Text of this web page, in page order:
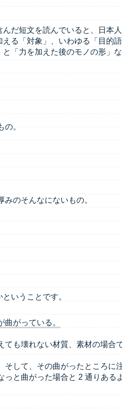
んだ短文を読んでいると、日本
る「対象」、いわゆる「目的
「力を加えた後のモノの形」な
。
のそんなにないもの。
いうことです。
がっている。
も壊れない材質、素材の場合で
そして、その曲がったところに
と曲がった場合と 2 通りある